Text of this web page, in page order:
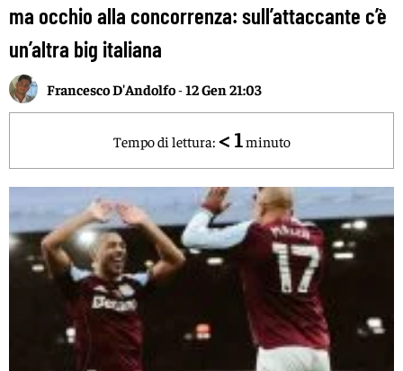
ma occhio alla concorrenza: sull’attaccante c’è
un’altra big italiana
Francesco D'Andolfo-12 Gen 21:03
Tempo di lettura: < 1 minuto